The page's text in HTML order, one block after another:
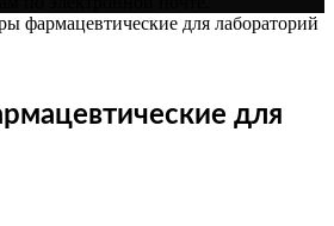
фармацевтические для лабораторий
для